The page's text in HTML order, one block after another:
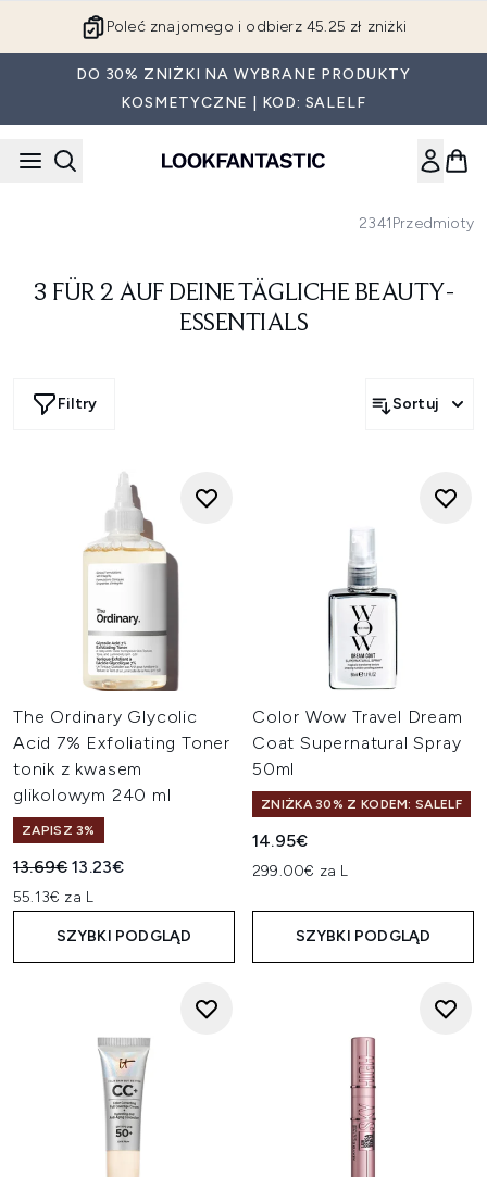
Poleć znajomego i odbierz 45.25 zł zniżki
DO 30% ZNIŻKI NA WYBRANE PRODUKTY
KOSMETYCZNE | KOD: SALELF
2341Przedmioty
3 FÜR 2 AUF DEINE TÄGLICHE BEAUTY-
ESSENTIALS
Filtry Sortuj
The Ordinary Glycolic
Acid 7% Exfoliating Toner
tonik z kwasem
glikolowym 240 ml
ZAPISZ 3%
Sugerowana cena detaliczna:
13.69€Aktualna cena:
13.23€
55.13€ za L
SZYBKI PODGLĄD
Color Wow Travel Dream
Coat Supernatural Spray
50ml
ZNIŻKA 30% Z KODEM: SALELF
14.95€
299.00€ za L
SZYBKI PODGLĄD